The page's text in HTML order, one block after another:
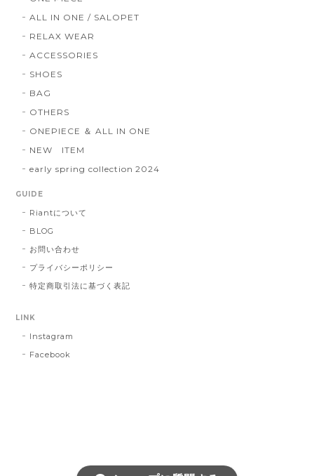
ALL IN ONE / SALOPET
RELAX WEAR
ACCESSORIES
SHOES
BAG
OTHERS
ONEPIECE ＆ ALL IN ONE
NEW ITEM
early spring collection 2024
GUIDE
Riantについて
BLOG
お問い合わせ
プライバシーポリシー
特定商取引法に基づく表記
LINK
Instagram
Facebook